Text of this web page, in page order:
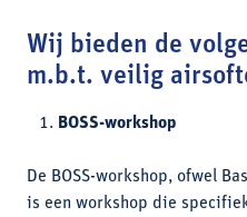
Wij bieden de
m.b.t. veilig
BOSS-workshop
De BOSS-workshop, ofwel
is een workshop die